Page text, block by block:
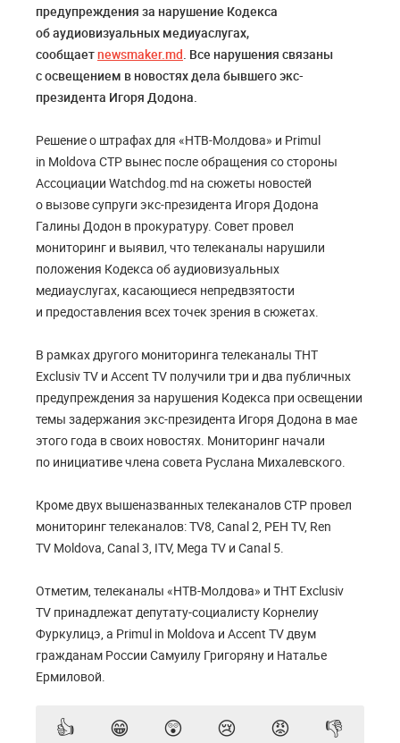
предупреждения за нарушение Кодекса
об аудиовизуальных медиуаслугах,
сообщаетnewsmaker.md. Все нарушения связаны
с освещением в новостях дела бывшего экс-
президента Игоря Додона.
Решение о штрафах для «НТВ-Молдова» и Primul
in Moldova СТР вынес после обращения со стороны
Ассоциации Watchdog.md на сюжеты новостей
о вызове супруги экс-президента Игоря Додона
Галины Додон в прокуратуру. Совет провел
мониторинг и выявил, что телеканалы нарушили
положения Кодекса об аудиовизуальных
медиауслугах, касающиеся непредвзятости
и предоставления всех точек зрения в сюжетах.
В рамках другого мониторинга телеканалы THT
Exclusiv TV и Accent TV получили три и два публичных
предупреждения за нарушения Кодекса при освещении
темы задержания экс-президента Игоря Додона в мае
этого года в своих новостях. Мониторинг начали
по инициативе члена совета Руслана Михалевского.
Кроме двух вышеназванных телеканалов СТР провел
мониторинг телеканалов: TV8, Canal 2, РЕН TV, Ren
TV Moldova, Canal 3, ITV, Mega TV и Canal 5.
Отметим, телеканалы «НТВ-Молдова» и THT Exclusiv
TV принадлежат депутату-социалисту Корнелиу
Фуркулицэ, а Primul in Moldova и Accent TV двум
гражданам России Самуилу Григоряну и Наталье
Ермиловой.
👍 😁 😲 😢 😡 👎